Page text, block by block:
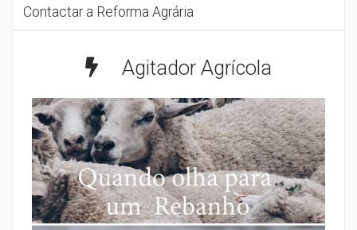
Contactar a Reforma Agrária
Agitador Agrícola